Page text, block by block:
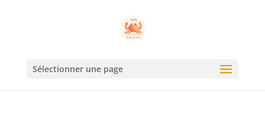
Sélectionner une page